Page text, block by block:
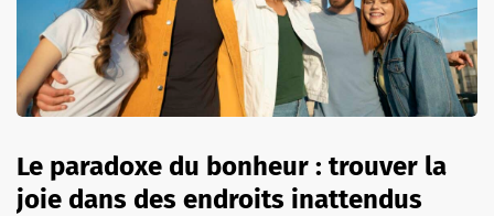
Le paradoxe du bonheur : trouver la
joie dans des endroits inattendus